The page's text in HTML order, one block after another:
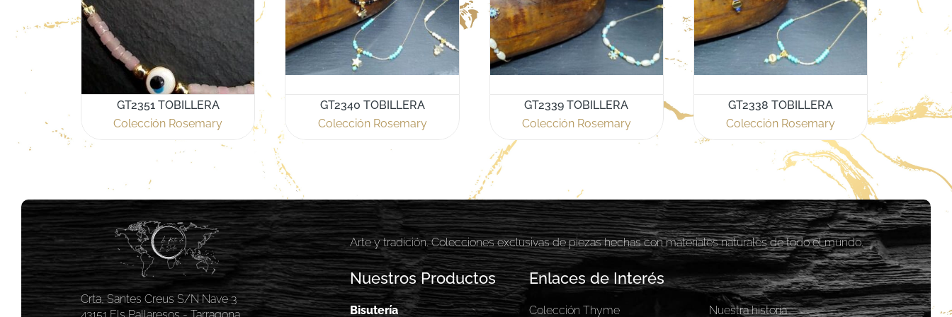
GT2351 TOBILLERA
Colección Rosemary
GT2340 TOBILLERA
Colección Rosemary
GT2339 TOBILLERA
Colección Rosemary
GT2338 TOBILLERA
Colección Rosemary
Crta, Santes Creus S/N Nave 3
Arte y tradición. Colecciones exclusivas de piezas hechas con materiales naturales de todo el mundo.
Nuestros Productos
Bisutería
Enlaces de Interés
Colección Thyme Nuestra historia